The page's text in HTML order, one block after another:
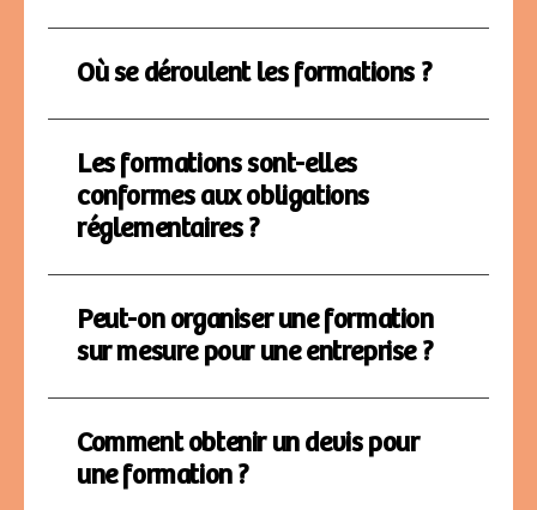
Où se déroulent les formations ?
Les formations sont-elles
conformes aux obligations
réglementaires ?
Peut-on organiser une formation
sur mesure pour une entreprise ?
Comment obtenir un devis pour
une formation ?